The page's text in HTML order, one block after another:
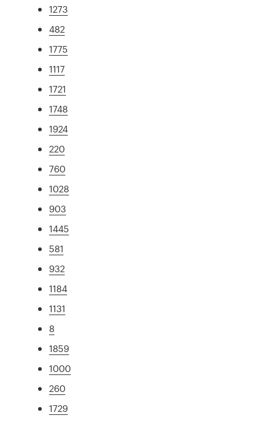
1273
482
1775
1117
1721
1748
1924
220
760
1028
903
1445
581
932
1184
1131
8
1859
1000
260
1729